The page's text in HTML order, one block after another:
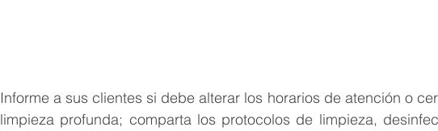
Informe a sus clientes si debe alterar los horarios de atención o
limpieza profunda; comparta los protocolos de limpieza,